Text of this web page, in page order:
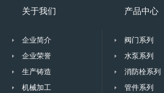
关于我们
企业简介
企业荣誉
生产铸造
机械加工
产品中心
阀门系列
水泵系列
消防栓系列
管件系列